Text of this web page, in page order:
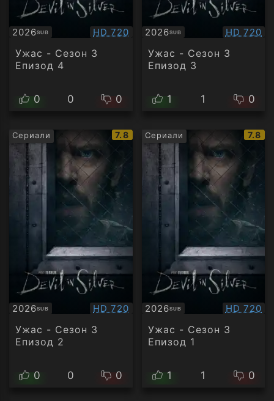
2026SUB
Субтитри Качество:
HD 720
Ужас - Сезон 3
Епизод 4
0 0 0
2026SUB
Субтитри HD 720
Ужас - Сезон 3
Епизод 3
1 1 0
Сериали
IMDb
рейтинг:
7.8
2026SUB
Субтитри Качество:
HD 720
Ужас - Сезон 3
Епизод 2
0 0 0
Сериали
IMDb
7.8
2026SUB
Субтитри HD 720
Ужас - Сезон 3
Епизод 1
1 1 0